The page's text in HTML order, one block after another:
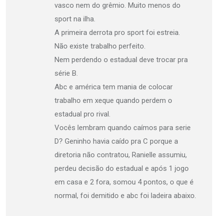
vasco nem do grêmio. Muito menos do
sport na ilha.
A primeira derrota pro sport foi estreia.
Não existe trabalho perfeito.
Nem perdendo o estadual deve trocar pra
série B.
Abc e américa tem mania de colocar
trabalho em xeque quando perdem o
estadual pro rival.
Vocês lembram quando caímos para serie
D? Geninho havia caído pra C porque a
diretoria não contratou, Ranielle assumiu,
perdeu decisão do estadual e após 1 jogo
em casa e 2 fora, somou 4 pontos, o que é
normal, foi demitido e abc foi ladeira abaixo.